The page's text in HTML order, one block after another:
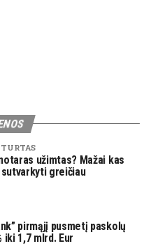
užimtas? Mažai kas
greičiau
pirmąjį pusmetį paskolų
1,7 mlrd. Eur